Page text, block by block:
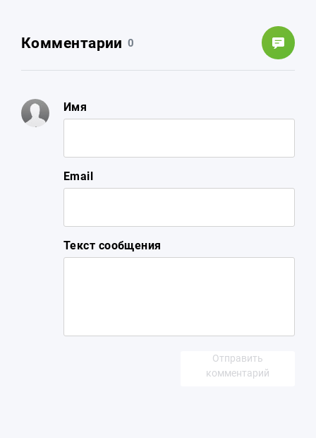
Комментарии 0
Имя
Email
Текст сообщения
Отправить
комментарий